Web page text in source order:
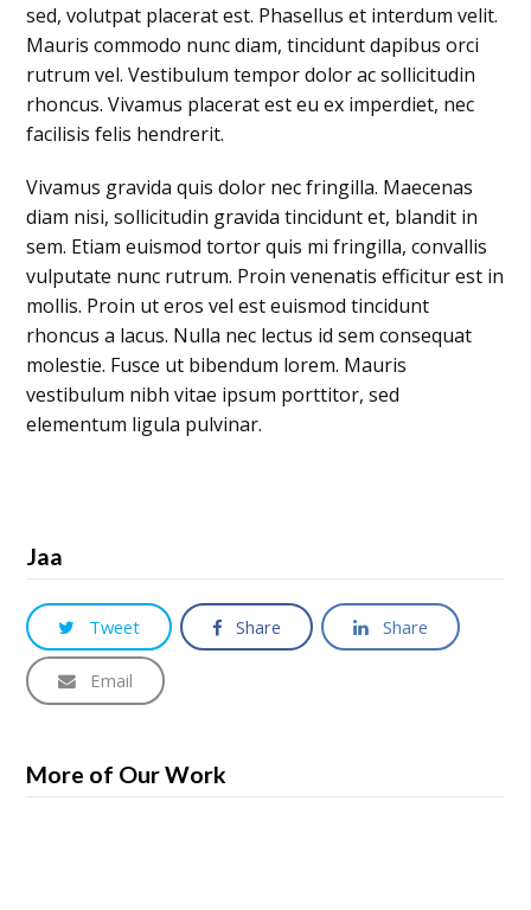
sed, volutpat placerat est. Phasellus et interdum velit.
Mauris commodo nunc diam, tincidunt dapibus orci
rutrum vel. Vestibulum tempor dolor ac sollicitudin
rhoncus. Vivamus placerat est eu ex imperdiet, nec
facilisis felis hendrerit.
Vivamus gravida quis dolor nec fringilla. Maecenas
diam nisi, sollicitudin gravida tincidunt et, blandit in
sem. Etiam euismod tortor quis mi fringilla, convallis
vulputate nunc rutrum. Proin venenatis efficitur est in
mollis. Proin ut eros vel est euismod tincidunt
rhoncus a lacus. Nulla nec lectus id sem consequat
molestie. Fusce ut bibendum lorem. Mauris
vestibulum nibh vitae ipsum porttitor, sed
elementum ligula pulvinar.
Jaa
Tweet Share Share
Email
More of Our Work